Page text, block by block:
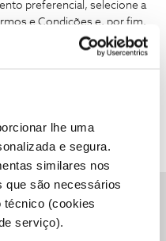
lhe uma
e segura.
similares nos
que são necessários
técnico (cookies
serviço).
preferencial, selecione a
e Condições e, por fim,